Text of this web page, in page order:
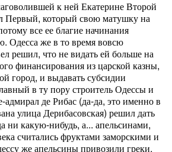
к ней Екатерине Второй
Первый, который свою матушку на
все ее благие начинания
Одесса же в то время вовсю
решил, что не видать ей больше на
финансирования из царской казны,
город, и выдавать субсидии
в ту пору строитель Одессы и
адмирал де Рибас (да-да, это именно в
улица Дерибасовская) решил дать
ни какую-нибудь, а... апельсинами,
считались фруктами заморскими и
же апельсины привозили греки,